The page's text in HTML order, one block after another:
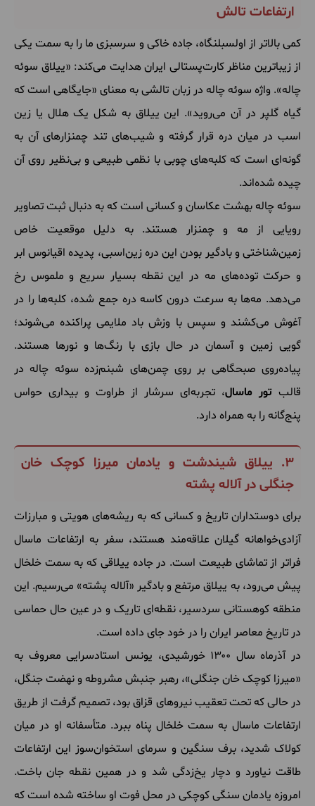
ارتفاعات تالش
کمی بالاتر از اولسبلنگاه، جاده خاکی و سرسبزی ما را به سمت یکی
از زیباترین مناظر کارت‌پستالی ایران هدایت می‌کند: «ییلاق سوئه
چاله». واژه سوئه چاله در زبان تالشی به معنای «جایگاهی است که
گیاه گلپر در آن می‌روید». این ییلاق به شکل یک هلال یا زین
اسب در میان دره قرار گرفته و شیب‌های تند چمنزارهای آن به
گونه‌ای است که کلبه‌های چوبی با نظمی طبیعی و بی‌نظیر روی آن
چیده شده‌اند.
سوئه چاله بهشت عکاسان و کسانی است که به دنبال ثبت تصاویر
رویایی از مه و چمنزار هستند. به دلیل موقعیت خاص
زمین‌شناختی و بادگیر بودن این دره زین‌اسبی، پدیده اقیانوس ابر
و حرکت توده‌های مه در این نقطه بسیار سریع و ملموس رخ
می‌دهد. مه‌ها به سرعت درون کاسه دره جمع شده، کلبه‌ها را در
آغوش می‌کشند و سپس با وزش باد ملایمی پراکنده می‌شوند؛
گویی زمین و آسمان در حال بازی با رنگ‌ها و نورها هستند.
پیاده‌روی صبحگاهی بر روی چمن‌های شبنم‌زده سوئه چاله در
قالب تور ماسال، تجربه‌ای سرشار از طراوت و بیداری حواس
پنج‌گانه را به همراه دارد.
۳. ییلاق شیندشت و یادمان میرزا کوچک خان
جنگلی در آلاله پشته
برای دوستداران تاریخ و کسانی که به ریشه‌های هویتی و مبارزات
آزادی‌خواهانه گیلان علاقه‌مند هستند، سفر به ارتفاعات ماسال
فراتر از تماشای طبیعت است. در جاده ییلاقی که به سمت خلخال
پیش می‌رود، به ییلاق مرتفع و بادگیر «آلاله پشته» می‌رسیم. این
منطقه کوهستانی سردسیر، نقطه‌ای تاریک و در عین حال حماسی
در تاریخ معاصر ایران را در خود جای داده است.
در آذرماه سال ۱۳۰۰ خورشیدی، یونس استادسرایی معروف به
«میرزا کوچک خان جنگلی»، رهبر جنبش مشروطه و نهضت جنگل،
در حالی که تحت تعقیب نیروهای قزاق بود، تصمیم گرفت از طریق
ارتفاعات ماسال به سمت خلخال پناه ببرد. متأسفانه او در میان
کولاک شدید، برف سنگین و سرمای استخوان‌سوز این ارتفاعات
طاقت نیاورد و دچار یخ‌زدگی شد و در همین نقطه جان باخت.
امروزه یادمان سنگی کوچکی در محل فوت او ساخته شده است که